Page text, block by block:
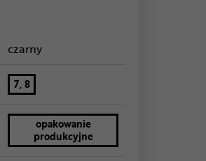
czarny
7, 8
opakowanie
produkcyjne